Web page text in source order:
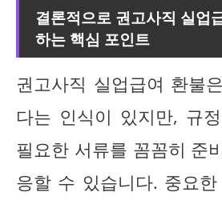
결론적으로 권고사직 실업
하는 핵심 포인트
권고사직 실업급여 환불
다는 인식이 있지만, 규
필요한 서류를 꼼꼼히 준
응할 수 있습니다. 중요